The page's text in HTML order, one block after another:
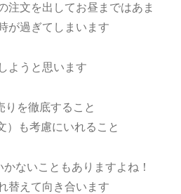
注文を出してお昼まではあま
が過ぎてしまいます
ようと思います
りを徹底すること
）も考慮にいれること
ないこともありますよね！
替えて向き合います